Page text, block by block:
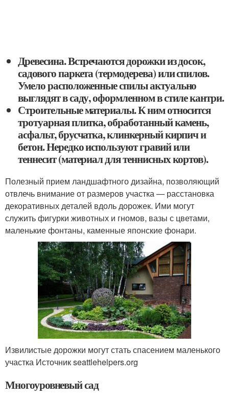
Древесина. Встречаются дорожки из досок,
садового паркета (термодерева) или спилов.
Умело расположенные спилы актуально
выглядят в саду, оформленном в стиле кантри.
Строительные материалы. К ним относится
тротуарная плитка, обработанный камень,
асфальт, брусчатка, клинкерный кирпич и
бетон. Нередко используют гравий или
теннесит (материал для теннисных кортов).
Полезный прием ландшафтного дизайна, позволяющий
отвлечь внимание от размеров участка — расстановка
декоративных деталей вдоль дорожек. Ими могут
служить фигурки животных и гномов, вазы с цветами,
маленькие фонтаны, каменные японские фонари.
Извилистые дорожки могут стать спасением маленького
участка Источник seattlehelpers.org
Многоуровневый сад